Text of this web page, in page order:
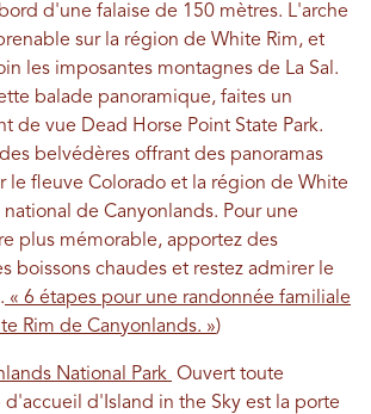
d'une falaise de 150 mètres. L'arche
sur la région de White Rim, et
les imposantes montagnes de La Sal.
balade panoramique, faites un
de vue Dead Horse Point State Park.
belvédères offrant des panoramas
le fleuve Colorado et la région de White
national de Canyonlands. Pour une
plus mémorable, apportez des
boissons chaudes et restez admirer le
« 6 étapes pour une randonnée familiale
Rim de Canyonlands. »)
National Park Ouvert toute
d'accueil d'Island in the Sky est la porte